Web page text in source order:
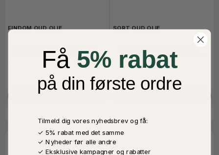
FINDOM OUD OLIE
SMUK OG IKONISK FINDOM
OUDH FRA SAUDIA ARABIEN
100,00 DKK
3 Stk Tilbage På Lager
SORT OUD OLIE
OUDH FRA SAUDIA ARABIEN
6 ML
100,00 DKK
2 Stk Tilbage På Lager
Få 5% rabat
på din første ordre
Tilmeld dig vores nyhedsbrev og få:
✓ 5% rabat med det samme
✓ Nyheder før alle andre
✓ Eksklusive kampagner og rabatter